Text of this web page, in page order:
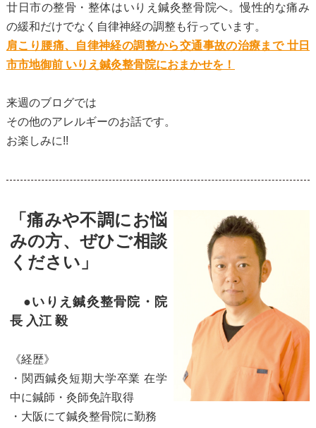
廿日市の整骨・整体はいりえ鍼灸整骨院へ。慢性的な痛み
の緩和だけでなく自律神経の調整も行っています。
肩こり腰痛、自律神経の調整から交通事故の治療まで 廿日
市市地御前 いりえ鍼灸整骨院におまかせを！
来週のブログでは
その他のアレルギーのお話です。
お楽しみに!!
「痛みや不調にお悩
みの方、ぜひご相談
ください」
●いりえ鍼灸整骨院・院
長 入江 毅
《経歴》
・関西鍼灸短期大学卒業 在学
中に鍼師・灸師免許取得
・大阪にて鍼灸整骨院に勤務